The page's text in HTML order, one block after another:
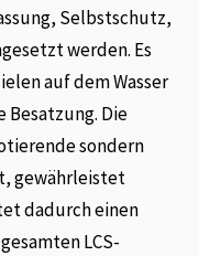
Selbstschutz,
werden. Es
auf dem Wasser
Besatzung. Die
sondern
gewährleistet
dadurch einen
LCS-